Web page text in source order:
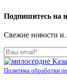
Подпишитесь на
Свежие новости и
Политика обработки